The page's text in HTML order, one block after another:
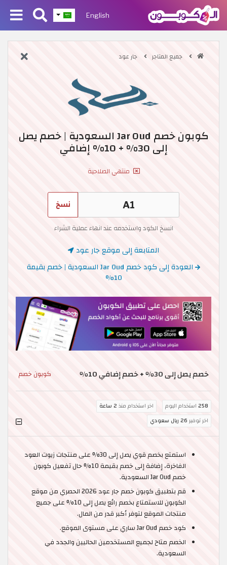
English
جميع المتاجر جار عود
كوبون خصم Jar Oud السعودية | خصم يصل
إلى 30% + 10% إضافي
منتهي الصلاحية
نسخ
انسخ الكود واستخدمه عند انهاء عملية الشراء
المتابعة إلى موقع جار عود
العودة إلى كود خصم Jar Oud السعودية | خصم بقيمة
10%
خصم يصل إلى 30٪ + خصم إضافي 10٪ كوبون خصم
258 استخدام اليوم اخر استخدام منذ 2 ساعة
اخر توفير 26 ريال سعودي
استمتع بخصم قوي يصل إلى 30% على منتجات زيوت العود
الفاخرة، إضافة إلى خصم بقيمة 10% حال تفعيل كوبون
خصم Jar Oud السعودية.
قم بتطبيق كوبون خصم جار عود 2026 الحصري من موقع
الكوبون للاستمتاع بخصم رائع يصل إلى 10% على جميع
منتجات الموقع لتوفر أكبر قدر من المال.
كود خصم Jar Oud ساري على مستوى الموقع.
الخصم متاح لجميع المستخدمين الحاليين والجدد في
السعودية.